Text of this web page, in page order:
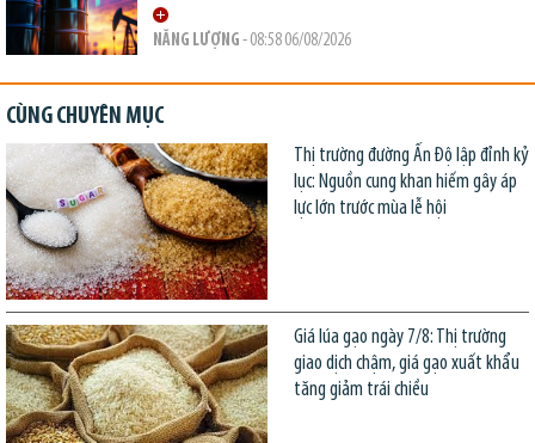
NĂNG LƯỢNG - 08:58 06/08/2026
CÙNG CHUYÊN MỤC
Thị trường đường Ấn Độ lập đỉnh kỷ
lục: Nguồn cung khan hiếm gây áp
lực lớn trước mùa lễ hội
Giá lúa gạo ngày 7/8: Thị trường
giao dịch chậm, giá gạo xuất khẩu
tăng giảm trái chiều